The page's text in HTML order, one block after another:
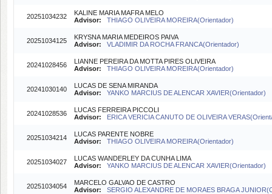
20251034232
KALINE MARIA MAFRA MELO
Advisor:
THIAGO OLIVEIRA MOREIRA(Orientador)
20251034125
KRYSNA MARIA MEDEIROS PAIVA
Advisor:
VLADIMIR DA ROCHA FRANCA(Orientador)
20241028456
LIANNE PEREIRA DA MOTTA PIRES OLIVEIRA
Advisor:
THIAGO OLIVEIRA MOREIRA(Orientador)
20241030140
LUCAS DE SENA MIRANDA
Advisor:
YANKO MARCIUS DE ALENCAR XAVIER(Orientador)
20241028536
LUCAS FERREIRA PICCOLI
Advisor:
ERICA VERICIA CANUTO DE OLIVEIRA
20251034214
LUCAS PARENTE NOBRE
Advisor:
THIAGO OLIVEIRA MOREIRA(Orientador)
20251034027
LUCAS WANDERLEY DA CUNHA LIMA
Advisor:
YANKO MARCIUS DE ALENCAR XAVIER(Orientador)
20251034054
MARCELO GALVAO DE CASTRO
Advisor:
SERGIO ALEXANDRE DE MORAES BRAGA